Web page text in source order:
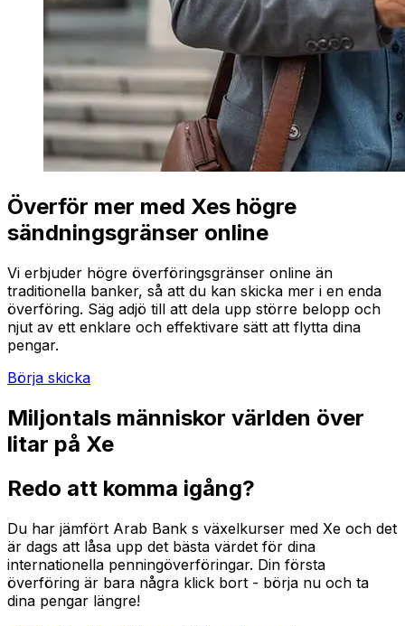
Överför mer med Xes högre
sändningsgränser online
Vi erbjuder högre överföringsgränser online än
traditionella banker, så att du kan skicka mer i en enda
överföring. Säg adjö till att dela upp större belopp och
njut av ett enklare och effektivare sätt att flytta dina
pengar.
Börja skicka
Miljontals människor världen över
litar på Xe
Redo att komma igång?
Du har jämfört Arab Bank s växelkurser med Xe och det
är dags att låsa upp det bästa värdet för dina
internationella penningöverföringar. Din första
överföring är bara några klick bort - börja nu och ta
dina pengar längre!